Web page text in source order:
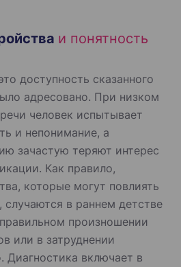
и понятность
доступность сказанного
адресовано. При низком
человек испытывает
и непонимание, а
зачастую теряют интерес
Как правило,
которые могут повлиять
случаются в раннем детстве
произношении
или в затруднении
Диагностика включает в